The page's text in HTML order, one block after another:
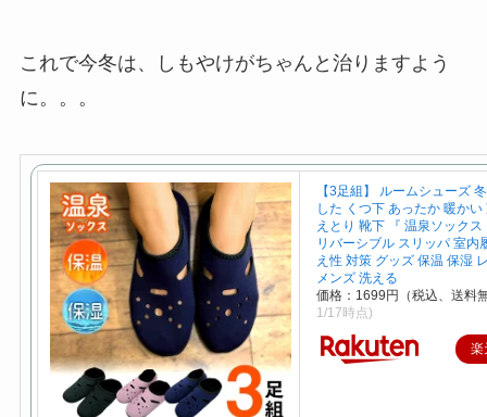
これで今冬は、しもやけがちゃんと治りますよう
に。。。
【3足組】 ルームシューズ
した くつ下 あったか 暖かい
えとり 靴下 『 温泉ソックス
リバーシブル スリッパ 室内
え性 対策 グッズ 保温 保湿
メンズ 洗える
価格：1699円（税込、送料
1/17時点)
楽